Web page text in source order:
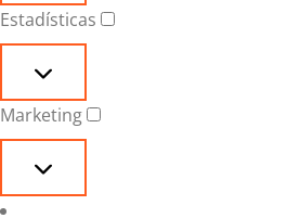
Estadísticas
Marketing